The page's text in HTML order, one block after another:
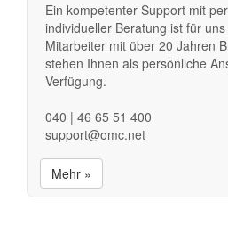
Ein kompetenter Support mit
individueller Beratung ist für
Mitarbeiter mit über 20 Jahren
stehen Ihnen als persönliche
Verfügung.
040 | 46 65 51 400
support@omc.net
Mehr »